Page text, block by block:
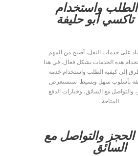
الطلب واستخدام
أبو حليفة
على خدمات النقل، أصبح من المهم
هذه الخدمات بشكل فعال. في هذا
إلى كيفية الطلب واستخدام خدمة
بأسلوب سهل وبسيط. سنستعرض
والتواصل مع السائق، وخيارات الدفع
المتاحة.
والتواصل مع
السائق